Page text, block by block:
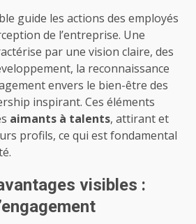
guide les actions des employés
de l’entreprise. Une
par une vision claire, des
la reconnaissance
envers le bien-être des
inspirant. Ces éléments
aimants à talents, attirant et
profils, ce qui est fondamental
visibles :